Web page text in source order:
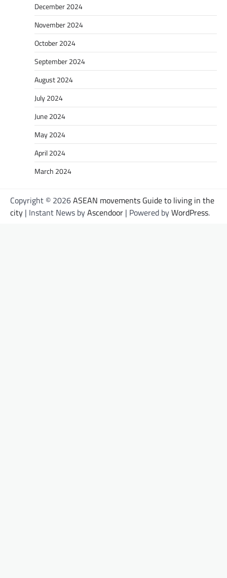
December 2024
November 2024
October 2024
September 2024
August 2024
July 2024
June 2024
May 2024
April 2024
March 2024
Copyright © 2026ASEAN movements Guide to living in the
city | Instant News byAscendoor | Powered byWordPress.